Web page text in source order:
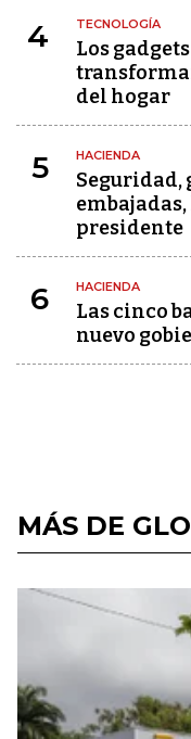
4 TECNOLOGÍA
Los
del hogar
5 HACIENDA
Seguridad,
presidente
6 HACIENDA
Las cinco
nuevo
MÁS DE